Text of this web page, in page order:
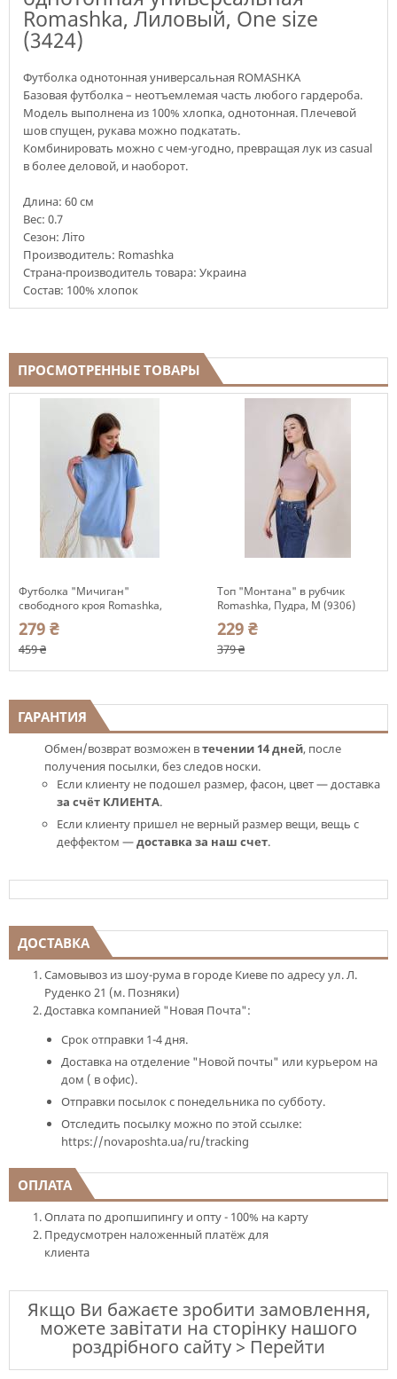
Romashka, Лиловый, One size
(3424)
Футболка однотонная универсальная ROMASHKA
Базовая футболка – неотъемлемая часть любого гардероба.
Модель выполнена из 100% хлопка, однотонная. Плечевой
шов спущен, рукава можно подкатать.
Комбинировать можно с чем-угодно, превращая лук из casual
в более деловой, и наоборот.
Длина: 60 см
Вес: 0.7
Сезон: Літо
Производитель: Romashka
Страна-производитель товара: Украина
Состав: 100% хлопок
ПРОСМОТРЕННЫЕ ТОВАРЫ
Футболка "Мичиган"
свободного кроя Romashka,
Голубой, S|M 13134
279 ₴
459 ₴
Топ "Монтана" в рубчик
Romashka, Пудра, M (9306)
229 ₴
379 ₴
ГАРАНТИЯ
Обмен/возврат возможен втечении 14 дней, после
получения посылки, без следов носки.
Если клиенту не подошел размер, фасон, цвет — доставка
за счёт КЛИЕНТА.
Если клиенту пришел не верный размер вещи, вещь с
деффектом —доставка за наш счет.
ДОСТАВКА
Самовывоз из шоу-рума в городе Киеве по адресу ул. Л.
Руденко 21 (м. Позняки)
Доставка компанией "Новая Почта":
Срок отправки 1-4 дня.
Доставка на отделение "Новой почты" или курьером на
дом ( в офис).
Отправки посылок с понедельника по субботу.
Отследить посылку можно по этой ссылке:
https://novaposhta.ua/ru/tracking
ОПЛАТА
Оплата по дропшипингу и опту - 100% на карту
Предусмотрен наложенный платёж для
клиента
Якщо Ви бажаєте зробити замовлення,
можете завітати на сторінку нашого
роздрібного сайту > Перейти